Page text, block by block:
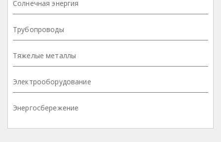
Солнечная энергия
Трубопроводы
Тяжелые металлы
Электрооборудование
Энергосбережение